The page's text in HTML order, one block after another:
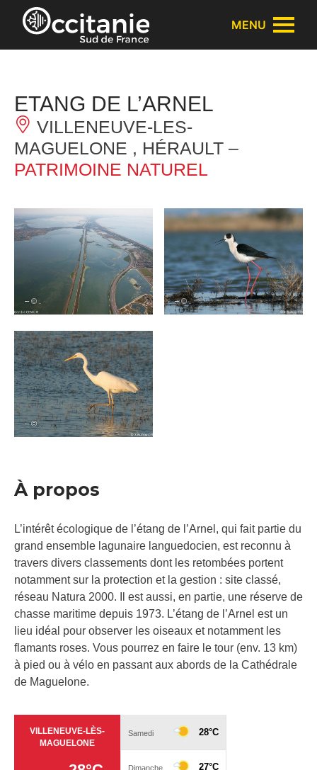
Panneau de gestion des cookies
MENU
ETANG DE L’ARNEL
VILLENEUVE-LES-
MAGUELONE , HÉRAULT –
PATRIMOINE NATUREL
– © . – © .
– © .
À propos
L’intérêt écologique de l’étang de l’Arnel, qui fait partie du
grand ensemble lagunaire languedocien, est reconnu à
travers divers classements dont les retombées portent
notamment sur la protection et la gestion : site classé,
réseau Natura 2000. Il est aussi, en partie, une réserve de
chasse maritime depuis 1973. L’étang de l’Arnel est un
lieu idéal pour observer les oiseaux et notamment les
flamants roses. Vous pourrez en faire le tour (env. 13 km)
à pied ou à vélo en passant aux abords de la Cathédrale
de Maguelone.